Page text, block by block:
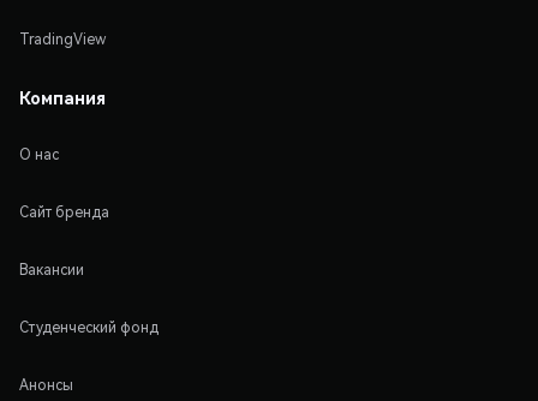
TradingView
Компания
О нас
Сайт бренда
Вакансии
Студенческий фонд
Анонсы